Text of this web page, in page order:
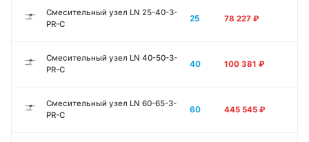
Смесительный узел LN 25-40-3-
PR-C
25 78 227 ₽
Смесительный узел LN 40-50-3-
PR-C
40 100 381 ₽
Смесительный узел LN 60-65-3-
PR-C
60 445 545 ₽